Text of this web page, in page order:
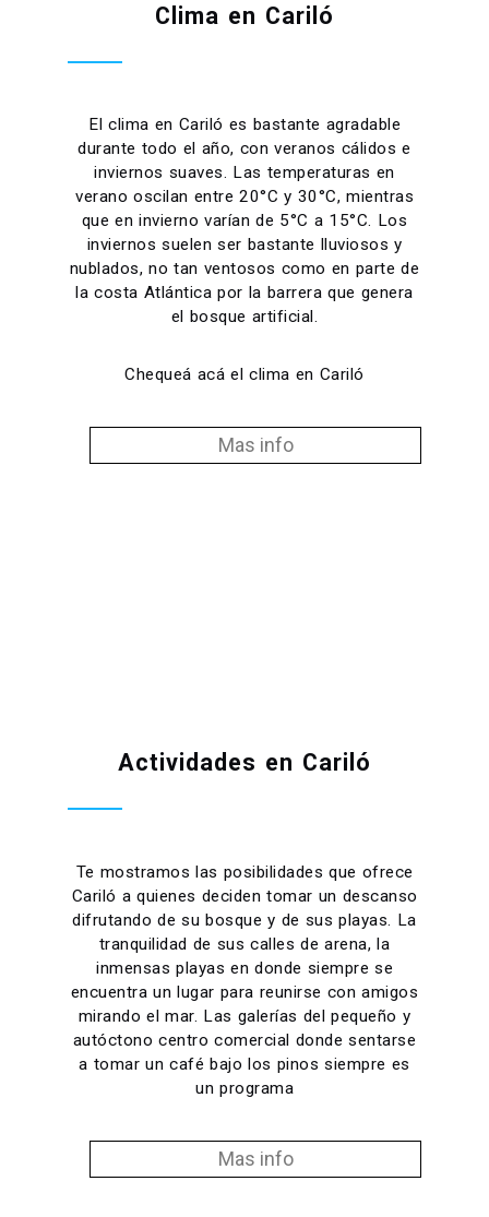
Clima en Cariló
El clima en Cariló es bastante agradable
durante todo el año, con veranos cálidos e
inviernos suaves. Las temperaturas en
verano oscilan entre 20°C y 30°C, mientras
que en invierno varían de 5°C a 15°C. Los
inviernos suelen ser bastante lluviosos y
nublados, no tan ventosos como en parte de
la costa Atlántica por la barrera que genera
el bosque artificial.
Chequeá acá el clima en Cariló
Mas info
Actividades en Cariló
Te mostramos las posibilidades que ofrece
Cariló a quienes deciden tomar un descanso
difrutando de su bosque y de sus playas. La
tranquilidad de sus calles de arena, la
inmensas playas en donde siempre se
encuentra un lugar para reunirse con amigos
mirando el mar. Las galerías del pequeño y
autóctono centro comercial donde sentarse
a tomar un café bajo los pinos siempre es
un programa
Mas info